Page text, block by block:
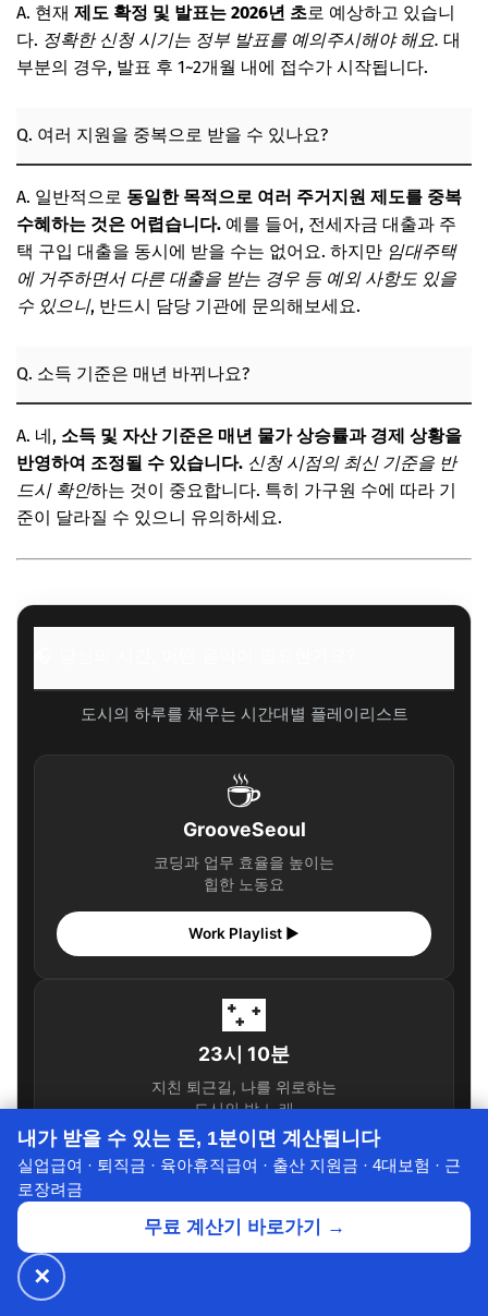
A. 현재 제도 확정 및 발표는 2026년 초로 예상하고 있습니
다. 정확한 신청 시기는 정부 발표를 예의주시해야 해요. 대
부분의 경우, 발표 후 1~2개월 내에 접수가 시작됩니다.
Q. 여러 지원을 중복으로 받을 수 있나요?
A. 일반적으로 동일한 목적으로 여러 주거지원 제도를 중복
수혜하는 것은 어렵습니다. 예를 들어, 전세자금 대출과 주
택 구입 대출을 동시에 받을 수는 없어요. 하지만 임대주택
에 거주하면서 다른 대출을 받는 경우 등 예외 사항도 있을
수 있으니, 반드시 담당 기관에 문의해보세요.
Q. 소득 기준은 매년 바뀌나요?
A. 네, 소득 및 자산 기준은 매년 물가 상승률과 경제 상황을
반영하여 조정될 수 있습니다. 신청 시점의 최신 기준을 반
드시 확인하는 것이 중요합니다. 특히 가구원 수에 따라 기
준이 달라질 수 있으니 유의하세요.
도시의 하루를 채우는 시간대별 플레이리스트
☕
GrooveSeoul
코딩과 업무 효율을 높이는
힙한 노동요
Work Playlist ▶
🌃
23시 10분
지친 퇴근길, 나를 위로하는
도시의 밤 노래
퇴근길 위로 ▶
🌙
내가 받을 수 있는 돈, 1분이면 계산됩니다
실업급여 · 퇴직금 · 육아휴직급여 · 출산 지원금 · 4대보험 · 근
로장려금
무료 계산기 바로가기 →
✕
🔥 넷플릭스·디즈니+
⭐ 7년의 신뢰